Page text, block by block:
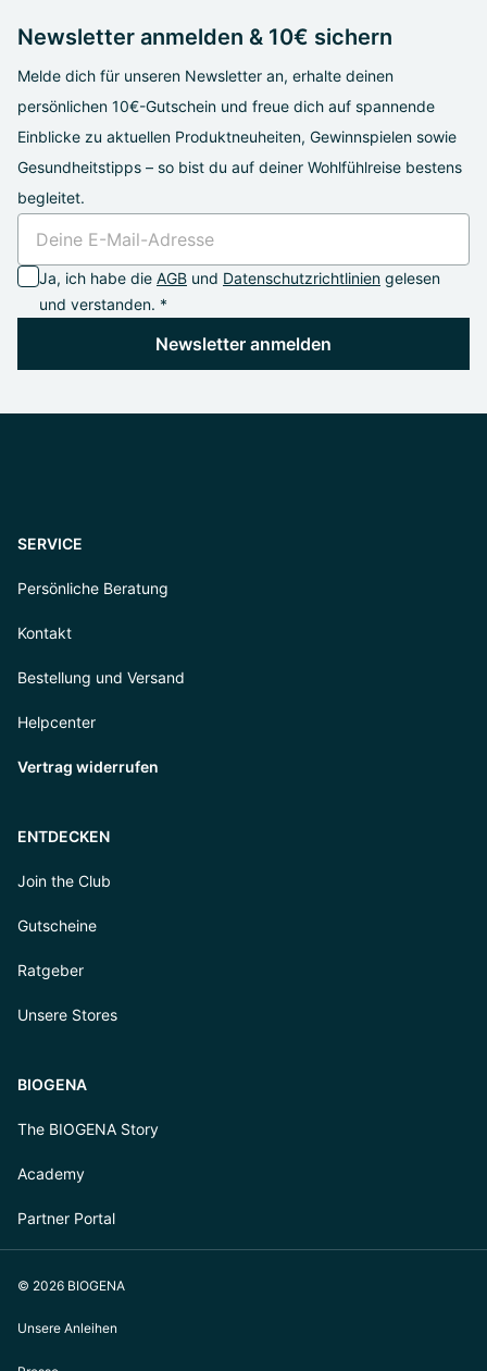
Newsletter anmelden & 10€ sichern
Melde dich für unseren Newsletter an, erhalte deinen
persönlichen 10€-Gutschein und freue dich auf spannende
Einblicke zu aktuellen Produktneuheiten, Gewinnspielen sowie
Gesundheitstipps – so bist du auf deiner Wohlfühlreise bestens
begleitet.
Ja, ich habe die AGB und Datenschutzrichtlinien gelesen
und verstanden. *
Newsletter anmelden
SERVICE
Persönliche Beratung
Kontakt
Bestellung und Versand
Helpcenter
Vertrag widerrufen
ENTDECKEN
Join the Club
Gutscheine
Ratgeber
Unsere Stores
BIOGENA
The BIOGENA Story
Academy
Partner Portal
© 2026 BIOGENA
Unsere Anleihen